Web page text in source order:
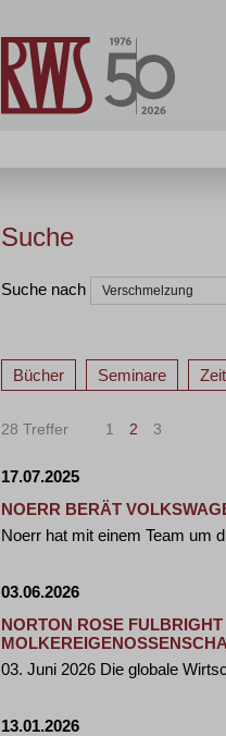
Suche
Suche nach
Bücher Seminare
28 Treffer 1 2 3
17.07.2025
NOERR BERÄT
Noerr hat mit einem Team um
03.06.2026
NORTON ROSE
03. Juni 2026 Die globale
13.01.2026